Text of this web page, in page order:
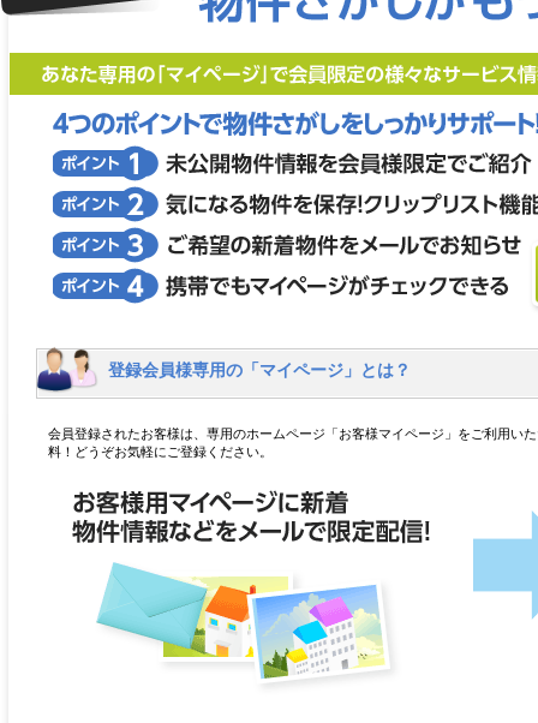
登録会員様専用の「マイページ」とは？
会員登録されたお客様は、専用のホームページ「お客様マイページ」をご利用い
料！どうぞお気軽にご登録ください。